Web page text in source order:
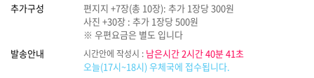
추가구성
편지지 +7장(총 10장): 추가 1장당 300원
사진 +30장 : 추가 1장당 500원
※ 우편요금은 별도 입니다
발송안내
시간안에 작성시 : 남은시간 2시간 40분 41초
오늘(17시~18시) 우체국에 접수됩니다.